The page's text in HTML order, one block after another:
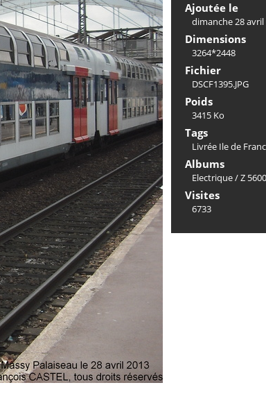
Ajoutée le
dimanche 28 avril
Dimensions
3264*2448
Fichier
DSCF1395.JPG
Poids
3415 Ko
Tags
Livrée Ile de
Albums
Electrique/Z
Visites
6733